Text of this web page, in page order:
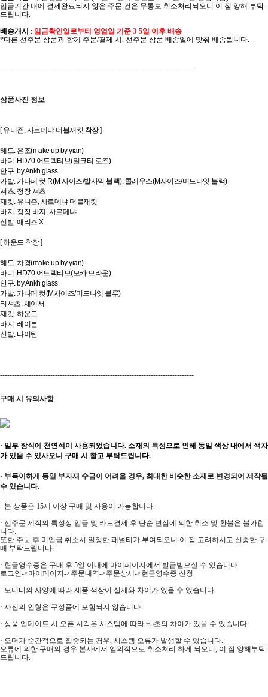
입금기간 내에 결제완료되지 않은 주문 건은 무통보 취소처리되오니 이 점 양해 부탁
드립니다.
배송개시 : 입금확인일로부터 영업일 기준 3-5일 이후 배송
*다른 선주문 상품과 함께 주문/결제 시, 선주문 상품 배송일에 맞춰 배송됩니다.
---------------------------------------------------------------------------------
상품사진 정보
[ 유니즌, 사르데냐 더블재킷 착장 ]
헤드. 은조(make up by yian)
바디. HD70 어트렉티브(밀크티 로즈)
안구. by Ankh glass
가발. 카나페 컷 R(M 사이즈/발사믹 블랙), 콜레우스(M사이즈/미드나잇 블랙)
셔츠. 정장 셔츠
재킷. 유니즌, 사르데냐 더블재킷
바지. 정장 바지, 사르데냐
신발. 애리즈 X
[ 하운드 착장 ]
헤드. 차경(make up by yian)
바디. HD70 어트렉티브(모카 브라운)
안구. by Ankh glass
가발. 카나페 컷(M사이즈/미드나잇 블루)
티셔츠. 체이서
재킷. 하운드
바지. 레이븐
신발. 타이탄
---------------------------------------------------------------------------------
구매 시 유의사항
· 일부 장식에 천연석이 사용되었습니다. 소재의 특성으로 인해 동일 색상 내에서 색차
가 있을 수 있사오니 구매 시 참고 부탁드립니다.
· 부득이하게 동일 부자재 수급이 어려울 경우, 최대한 비슷한 소재로 변경되어 제작될
수 있습니다.
· 본 상품은 15세 이상 구매 및 사용이 가능합니다.
· 선주문 제작의 특성상 입금 및 카드결제 후 단순 변심에 의한 취소 및 환불은 불가합
니다.
또한 주문 후 미입금 취소시 일정한 패널티가 부여되오니 이 점 고려하시고 신중한 구
매 부탁드립니다.
· 현금영수증은 구매 후 5일 이내에 마이페이지에서 발급받으실 수 있습니다.
로그인->마이페이지->주문내역->주문상세->현금영수증 신청
· 모니터의 사양에 따라 제품 색상이 실제와 차이가 있을 수 있습니다.
· 사진의 인형은 구성품에 포함되지 않습니다.
· 상품 업데이트 시 오픈 시각은 시스템에 따라 ±5초의 차이가 있을 수 있습니다.
· 오더가 순간적으로 집중되는 경우, 시스템 오류가 발생할 수 있습니다.
오류에 의한 구매의 경우 본사에서 임의적으로 취소처리 하게 되오니, 이 점 양해부탁
드립니다.